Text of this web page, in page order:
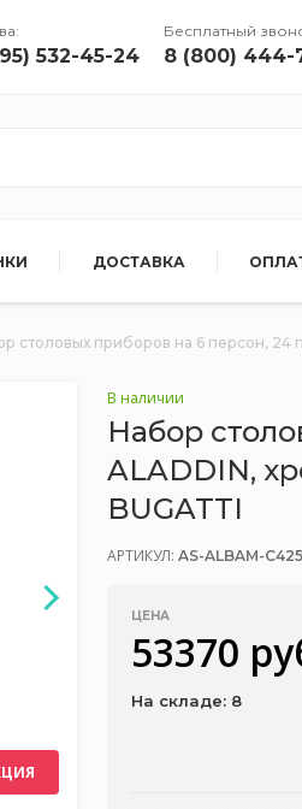
532-45-24
Бесплатный
8 (800) 444-
ДОСТАВКА
столовых приборов на 6 персон, 24
В наличии
Набор
ALADDIN,
BUGATTI
АРТИКУЛ: AS-ALBAM-
ЦЕНА
53370
На складе: 8